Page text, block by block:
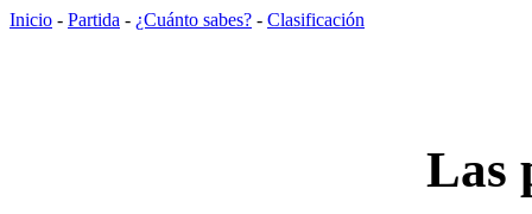
Inicio - Partida - ¿Cuánto sabes? - Clasificación
Las